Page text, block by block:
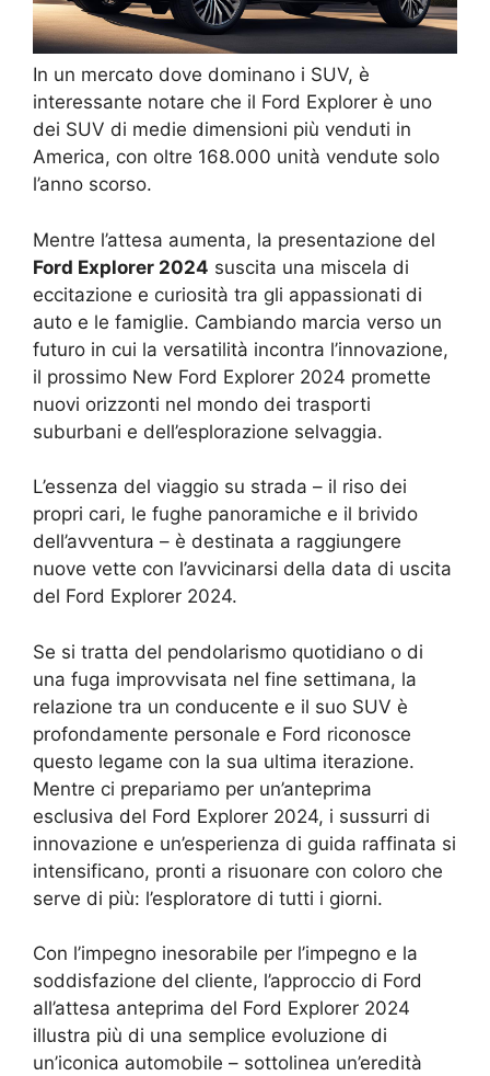
In un mercato dove dominano i SUV, è
interessante notare che il Ford Explorer è uno
dei SUV di medie dimensioni più venduti in
America, con oltre 168.000 unità vendute solo
l’anno scorso.
Mentre l’attesa aumenta, la presentazione del
Ford Explorer 2024 suscita una miscela di
eccitazione e curiosità tra gli appassionati di
auto e le famiglie. Cambiando marcia verso un
futuro in cui la versatilità incontra l’innovazione,
il prossimo New Ford Explorer 2024 promette
nuovi orizzonti nel mondo dei trasporti
suburbani e dell’esplorazione selvaggia.
L’essenza del viaggio su strada – il riso dei
propri cari, le fughe panoramiche e il brivido
dell’avventura – è destinata a raggiungere
nuove vette con l’avvicinarsi della data di uscita
del Ford Explorer 2024.
Se si tratta del pendolarismo quotidiano o di
una fuga improvvisata nel fine settimana, la
relazione tra un conducente e il suo SUV è
profondamente personale e Ford riconosce
questo legame con la sua ultima iterazione.
Mentre ci prepariamo per un’anteprima
esclusiva del Ford Explorer 2024, i sussurri di
innovazione e un’esperienza di guida raffinata si
intensificano, pronti a risuonare con coloro che
serve di più: l’esploratore di tutti i giorni.
Con l’impegno inesorabile per l’impegno e la
soddisfazione del cliente, l’approccio di Ford
all’attesa anteprima del Ford Explorer 2024
illustra più di una semplice evoluzione di
un’iconica automobile – sottolinea un’eredità